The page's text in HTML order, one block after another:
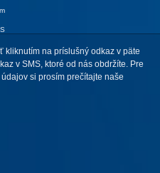
na príslušný odkaz v päte
v SMS, ktoré od nás obdržíte. Pre
si prosím prečítajte naše